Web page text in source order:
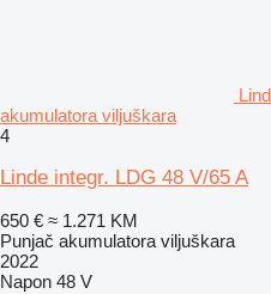
akumulatora viljuškara
4
Linde integr. LDG 48 V/65 A
650 € ≈ 1.271 KM
Punjač akumulatora viljuškara
2022
Napon 48 V